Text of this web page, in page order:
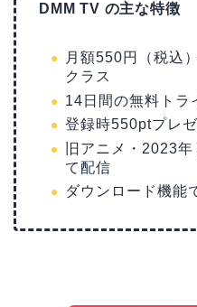
DMM TV の主な特徴
月額550円（税込
クラス
14日間の無料トラ
登録時550ptプレゼ
旧アニメ・2023
て配信
ダウンロード機能